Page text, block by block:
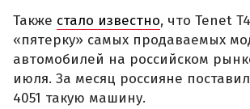
Также стало известно, что Tenet
«пятерку» самых продаваемых
автомобилей на российском
июля. За месяц россияне
4051 такую машину.